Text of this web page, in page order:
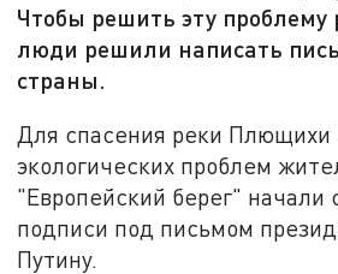
Чтобы решить эту проблему
люди решили написать
страны.
Для спасения реки Плющихи
экологических проблем
"Европейский берег" начали
подписи под письмом
Путину.